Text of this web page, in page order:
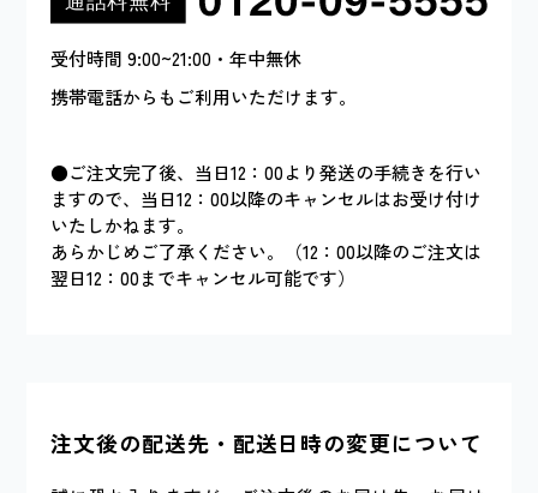
受付時間 9:00~21:00・年中無休
携帯電話からもご利用いただけます。
●ご注文完了後、当日12：00より発送の手続きを行い
ますので、当日12：00以降のキャンセルはお受け付け
いたしかねます。
あらかじめご了承ください。（12：00以降のご注文は
翌日12：00までキャンセル可能です）
注文後の配送先・配送日時の変更について